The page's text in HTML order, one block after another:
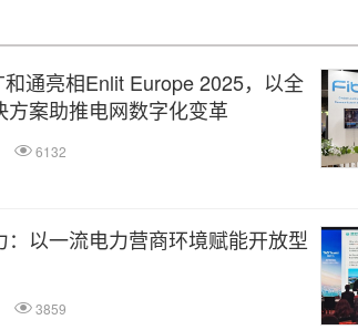
通亮相Enlit Europe 2025，以全
方案助推电网数字化变革
6132
：以一流电力营商环境赋能开放型
3859